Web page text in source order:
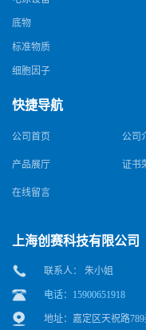
底物
标准物质
细胞因子
快捷导航
公司首页 公司
产品展厅 证书
在线留言
上海创赛科技有限公司
联系人： 朱小姐
电话：15900651918
地址：嘉定区天祝路